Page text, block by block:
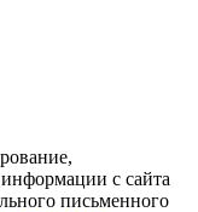
с сайта
письменного